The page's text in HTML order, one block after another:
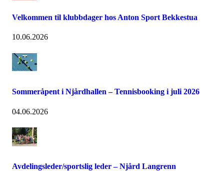
Velkommen til klubbdager hos Anton Sport Bekkestua
10.06.2026
Sommeråpent i Njårdhallen – Tennisbooking i juli 2026
04.06.2026
Avdelingsleder/sportslig leder – Njård Langrenn